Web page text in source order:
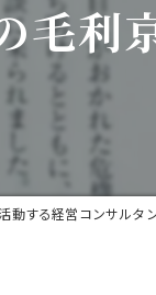
毛利
動する経営コンサルタ